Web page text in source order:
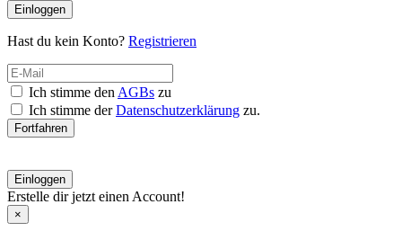
Einloggen
Hast du kein Konto? Registrieren
Ich stimme den AGBs zu
Ich stimme derDatenschutzerklärung zu.
Fortfahren
Einloggen
Erstelle dir jetzt einen Account!
×